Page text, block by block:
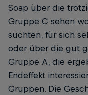
Soap über die
Gruppe C sehen
suchten, für sich
oder über die gut
Gruppe A, die
Endeffekt
Gruppen. Die